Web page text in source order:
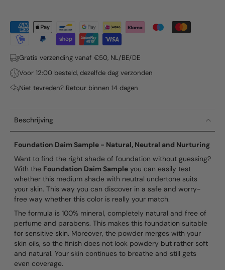
Gratis verzending vanaf €50, NL/BE/DE
Voor 12:00 besteld, dezelfde dag verzonden
Niet tevreden? Retour binnen 14 dagen
Beschrijving
Foundation Daim Sample - Natural, Neutral and Nurturing
Want to find the right shade of foundation without guessing?
With the Foundation Daim Sample you can easily test
whether this medium shade with neutral undertone suits
your skin. This way you can discover in a safe and worry-
free way whether this color is really your match.
The formula is 100% mineral, completely natural and free of
perfume and parabens. This makes this foundation suitable
for sensitive skin. Moreover, the powder merges with your
skin oils, so the finish does not look powdery but rather soft
and natural. Your skin continues to breathe and still gets
even coverage.